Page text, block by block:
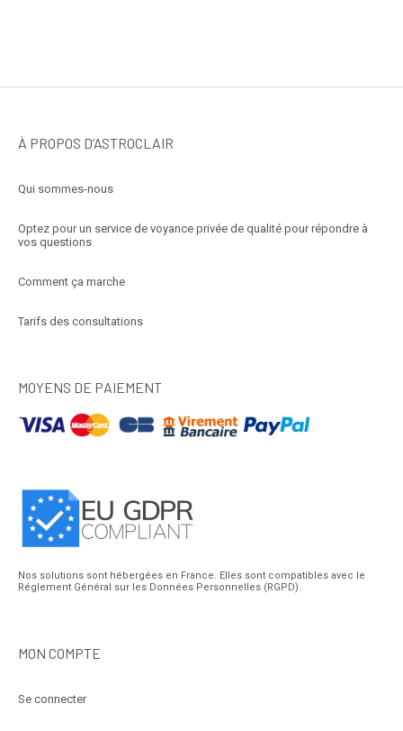
À PROPOS D’ASTROCLAIR
Qui sommes-nous
Optez pour un service de voyance privée de qualité pour répondre à
vos questions
Comment ça marche
Tarifs des consultations
MOYENS DE PAIEMENT
Nos solutions sont hébergées en France. Elles sont compatibles avec le
Réglement Général sur les Données Personnelles (RGPD).
MON COMPTE
Se connecter